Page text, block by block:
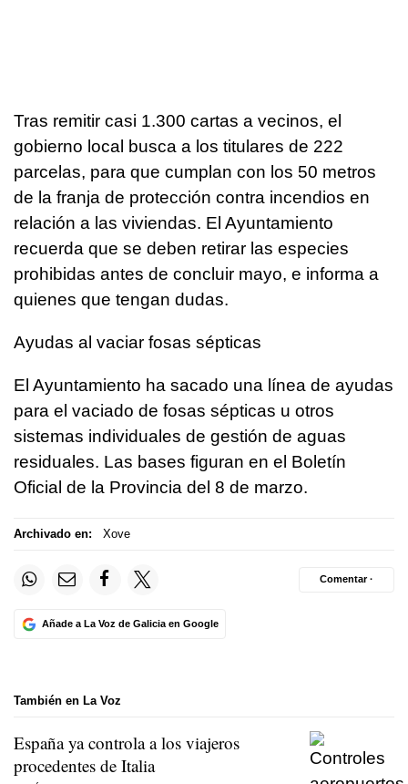
Tras remitir casi 1.300 cartas a vecinos, el
gobierno local busca a los titulares de 222
parcelas, para que cumplan con los 50 metros
de la franja de protección contra incendios en
relación a las viviendas. El Ayuntamiento
recuerda que se deben retirar las especies
prohibidas antes de concluir mayo, e informa a
quienes que tengan dudas.
Ayudas al vaciar fosas sépticas
El Ayuntamiento ha sacado una línea de ayudas
para el vaciado de fosas sépticas u otros
sistemas individuales de gestión de aguas
residuales. Las bases figuran en el Boletín
Oficial de la Provincia del 8 de marzo.
Archivado en: Xove
Añade a La Voz de Galicia en Google
Comentar ·
También en La Voz
España ya controla a los viajeros
procedentes de Italia